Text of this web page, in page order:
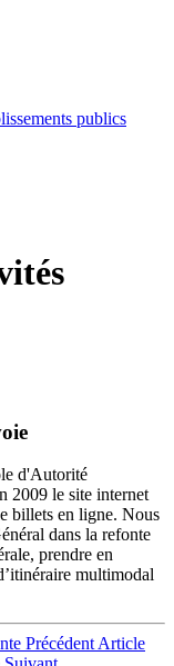
publics
d'Autorité
2009 le site internet
billets en ligne. Nous
dans la refonte
prendre en
multimodal
Précédent Article